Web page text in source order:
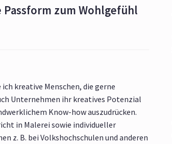
zum Wohlgefühl
kreative Menschen, die gerne
Unternehmen ihr kreatives Potenzial
Know-how auszudrücken.
in Malerei sowie individueller
z. B. bei Volkshochschulen und anderen